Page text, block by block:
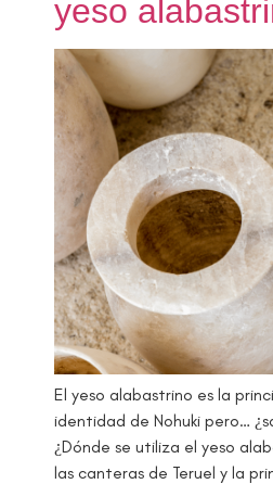
yeso
El yeso alabastrino es la
identidad de Nohuki pero…
¿Dónde se utiliza el yeso
las canteras de Teruel y la